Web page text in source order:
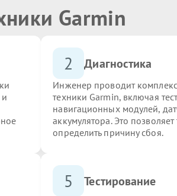
Garmin
2 Диагностика
Инженер проводит
техники Garmin, включая
навигационных модулей,
аккумулятора. Это позволяет
определить причину сбоя.
5 Тестирование